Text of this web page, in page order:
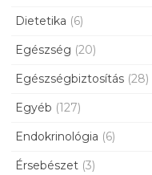
Dietetika (6)
Egészség (20)
Egészségbiztosítás (28)
Egyéb (127)
Endokrinológia (6)
Érsebészet (3)